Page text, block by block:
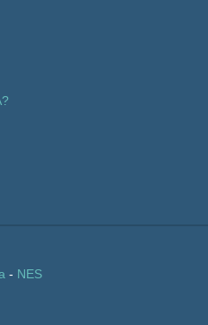
- NES